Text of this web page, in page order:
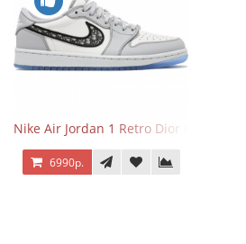
Nike Air Jordan 1 Retro Dior Low
6990р.